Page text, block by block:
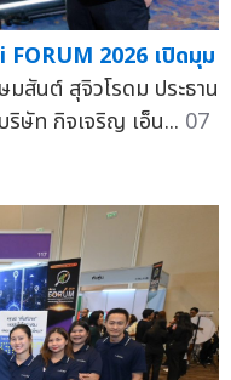
FORUM 2026 เปิดมุม
สันต์ สุจิวโรดม ประธาน
ษัท กิจเจริญ เอ็น... 07